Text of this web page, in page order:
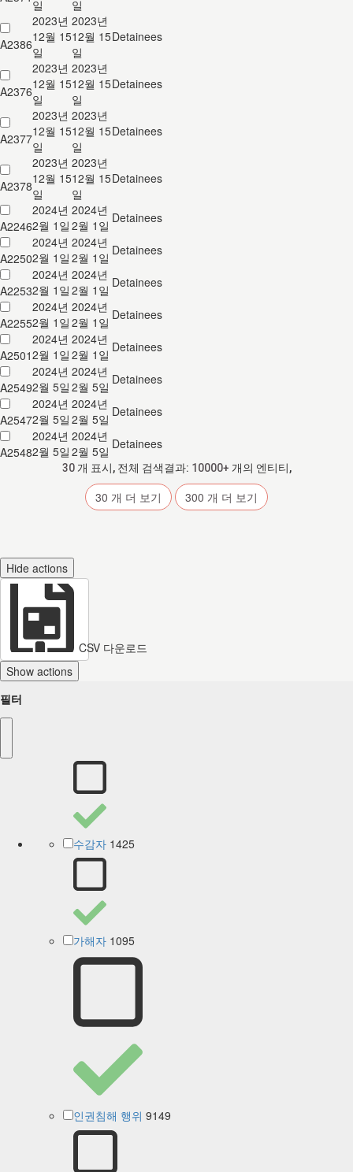
일 일
A2386
2023년
12월 15
일
2023년
12월 15
일
Detainees
A2376
2023년
12월 15
일
2023년
12월 15
일
Detainees
A2377
2023년
12월 15
일
2023년
12월 15
일
Detainees
A2378
2023년
12월 15
일
2023년
12월 15
일
Detainees
A2246
2024년
2월 1일
2024년
2월 1일 Detainees
A2250
2024년
2월 1일
2024년
2월 1일 Detainees
A2253
2024년
2월 1일
2024년
2월 1일 Detainees
A2255
2024년
2월 1일
2024년
2월 1일 Detainees
A2501
2024년
2월 1일
2024년
2월 1일 Detainees
A2549
2024년
2월 5일
2024년
2월 5일 Detainees
A2547
2024년
2월 5일
2024년
2월 5일 Detainees
A2548
2024년
2월 5일
2024년
2월 5일 Detainees
30 개 표시, 전체 검색결과: 10000+ 개의 엔티티,
30 개 더 보기 300 개 더 보기
Hide actions
CSV 다운로드
Show actions
필터
수감자 1425
가해자 1095
인권침해 행위 9149